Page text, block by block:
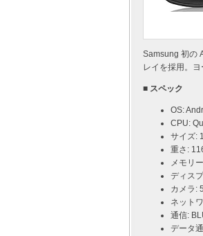
Samsung 初の
レイを採用。
■ スペック
OS:
CPU:
サイズ:
重さ:
メモリ
ディス
カメラ:
ネット
通信:
データ